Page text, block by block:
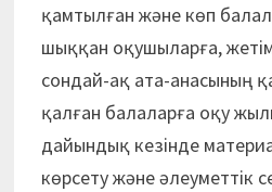
қамтылған және көп
шыққан оқушыларға,
сондай-ақ ата-анасының
қалған балаларға оқу
дайындық кезінде
көрсету және әлеуметтік